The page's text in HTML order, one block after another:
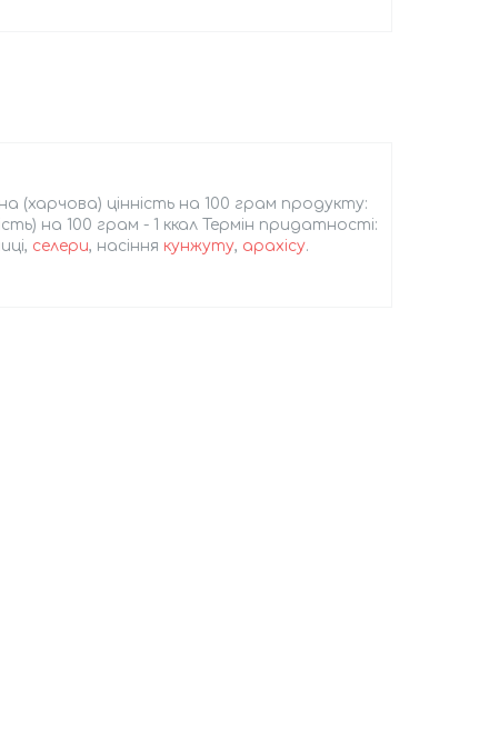
(харчова) цінність на 100 грам продукту:
на 100 грам - 1 ккал Термін придатності:
селери, насіння кунжуту, арахісу.